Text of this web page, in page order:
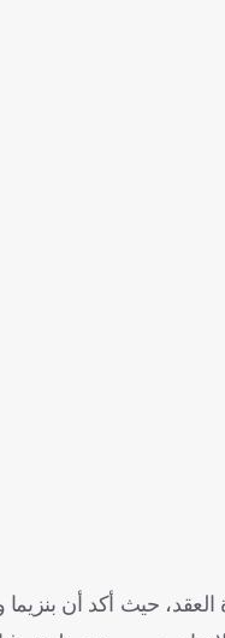
حيث أكد أن